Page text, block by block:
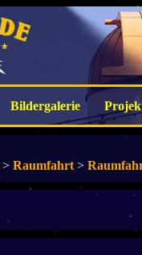
Bildergalerie
> Raumfahrt >